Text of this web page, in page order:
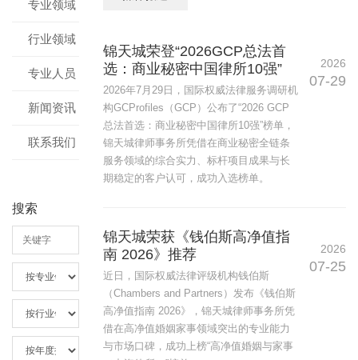
专业领域
行业领域
专业人员
新闻资讯
联系我们
搜索
锦天城荣登“2026GCP总法首
选：商业秘密中国律所10强”
2026年7月29日，国际权威法律服务调研机
构GCProfiles（GCP）公布了“2026 GCP
总法首选：商业秘密中国律所10强”榜单，
锦天城律师事务所凭借在商业秘密全链条
服务领域的综合实力、标杆项目成果与长
期稳定的客户认可，成功入选榜单。
2026
07-29
锦天城荣获《钱伯斯高净值指
南 2026》推荐
近日，国际权威法律评级机构钱伯斯
（Chambers and Partners）发布《钱伯斯
高净值指南 2026》，锦天城律师事务所凭
借在高净值婚姻家事领域突出的专业能力
与市场口碑，成功上榜“高净值婚姻与家事
2026
07-25